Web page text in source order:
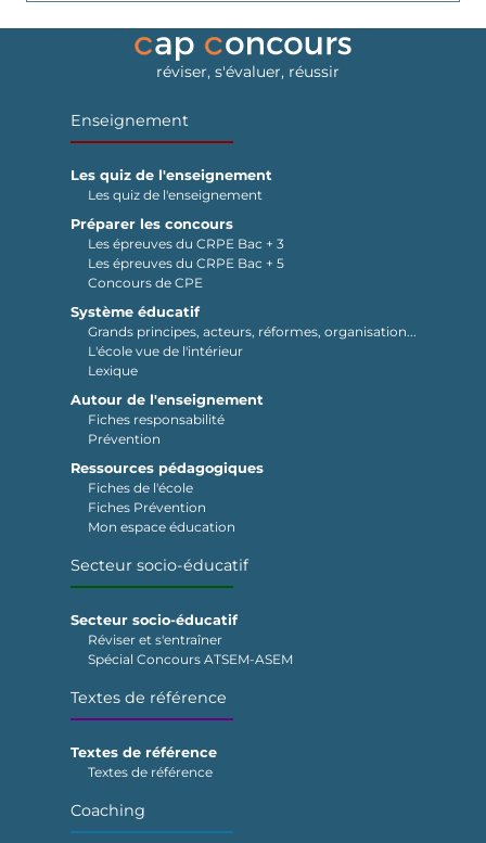
réviser, s'évaluer, réussir
Enseignement
Les quiz de l'enseignement
Les quiz de l'enseignement
Préparer les concours
Les épreuves du CRPE Bac + 3
Les épreuves du CRPE Bac + 5
Concours de CPE
Système éducatif
Grands principes, acteurs, réformes, organisation...
L'école vue de l'intérieur
Lexique
Autour de l'enseignement
Fiches responsabilité
Prévention
Ressources pédagogiques
Fiches de l'école
Fiches Prévention
Mon espace éducation
Secteur socio-éducatif
Secteur socio-éducatif
Réviser et s'entraîner
Spécial Concours ATSEM-ASEM
Textes de référence
Textes de référence
Textes de référence
Coaching